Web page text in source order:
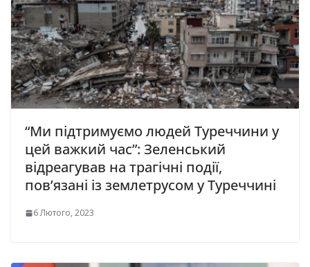
“Ми підтримуємо людей Туреччини у
цей важкий час”: Зеленський
відреагував на трагічні події,
пов’язані із землетрусом у Туреччині
6 Лютого, 2023